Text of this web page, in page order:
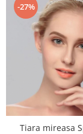
-27%
Tiara mireasa